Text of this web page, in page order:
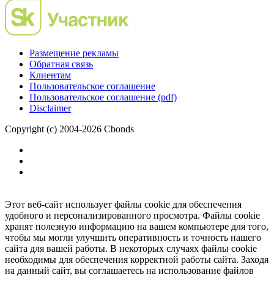
Размещение рекламы
Обратная связь
Клиентам
Пользовательское соглашение
Пользовательское соглашение (pdf)
Disclaimer
Copyright (c) 2004-2026 Cbonds
Этот веб-сайт использует файлы cookie для обеспечения
удобного и персонализированного просмотра. Файлы cookie
хранят полезную информацию на вашем компьютере для того,
чтобы мы могли улучшить оперативность и точность нашего
сайта для вашей работы. В некоторых случаях файлы cookie
необходимы для обеспечения корректной работы сайта. Заходя
на данный сайт, вы соглашаетесь на использование файлов